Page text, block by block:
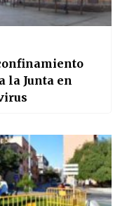
la Junta en